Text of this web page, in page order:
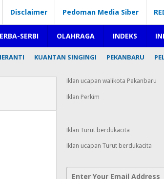
Disclaimer Pedoman Media Siber
SERBI OLAHRAGA INDEKS
KUANTAN SINGINGI PEKANBARU
Iklan ucapan walikota Pekanbaru
Iklan Perkim
Iklan Turut berdukacita
Iklan ucapan Turut berdukacita